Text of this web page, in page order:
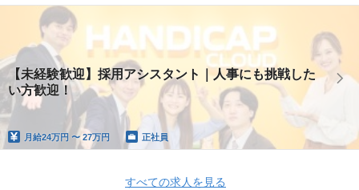
【未経験歓迎】採用アシスタント｜人事にも挑戦した
い方歓迎！
月給24万円 〜 27万円 正社員
すべての求人を見る